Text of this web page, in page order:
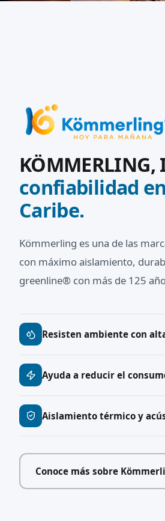
confiabilidad
Caribe.
Kömmerling es una de las
con máximo aislamiento,
greenline® con más de 125
Resisten ambiente con
Ayuda a reducir el
Aislamiento térmico y
Conoce más sobre